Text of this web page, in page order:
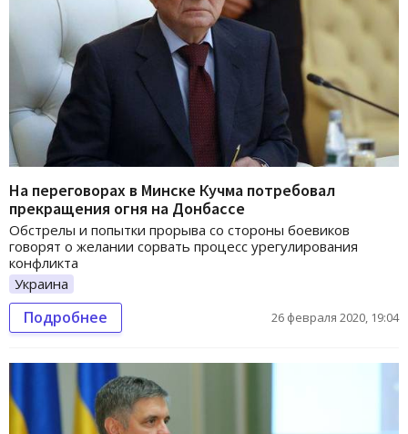
На переговорах в Минске Кучма потребовал
прекращения огня на Донбассе
Обстрелы и попытки прорыва со стороны боевиков
говорят о желании сорвать процесс урегулирования
конфликта
Украина
Подробнее 26 февраля 2020, 19:04